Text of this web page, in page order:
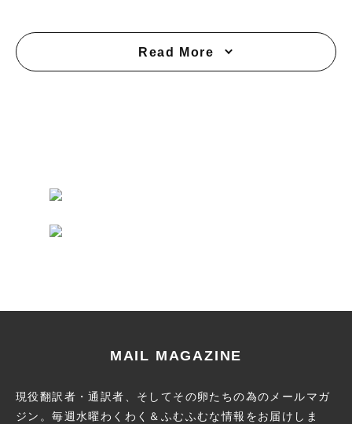
Read More
MAIL MAGAZINE
現役翻訳者・通訳者、そしてその卵たちの為のメールマガ
ジン。毎週水曜わくわく＆ふむふむな情報をお届けしま